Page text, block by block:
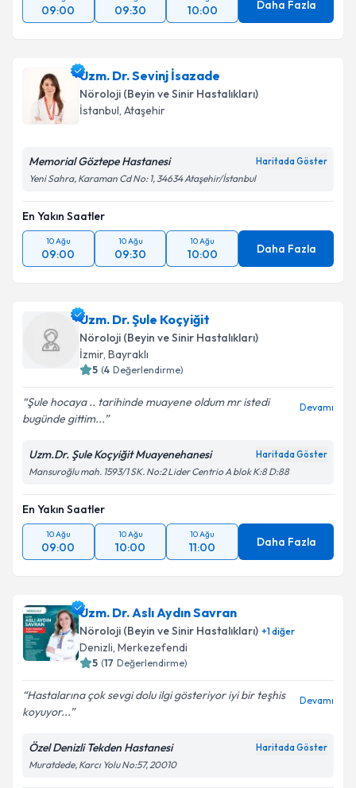
09:00 09:30 10:00 Daha Fazla
Uzm. Dr. Sevinj İsazade
Nöroloji (Beyin ve Sinir Hastalıkları)
İstanbul, Ataşehir
Memorial Göztepe Hastanesi Haritada Göster
Yeni Sahra, Karaman Cd No: 1, 34634 Ataşehir/İstanbul
En Yakın Saatler
10 Ağu
09:00
10 Ağu
09:30
10 Ağu
10:00 Daha Fazla
Uzm. Dr. Şule Koçyiğit
Nöroloji (Beyin ve Sinir Hastalıkları)
İzmir, Bayraklı
5 (4 Değerlendirme)
Şule hocaya .. tarihinde muayene oldum mr istedi
bugünde gittim...
Devamı
Uzm.Dr. Şule Koçyiğit Muayenehanesi Haritada Göster
Mansuroğlu mah. 1593/1 SK. No:2 Lider Centrio A blok K:8 D:88
En Yakın Saatler
10 Ağu
09:00
10 Ağu
10:00
10 Ağu
11:00 Daha Fazla
Uzm. Dr. Aslı Aydın Savran
Nöroloji (Beyin ve Sinir Hastalıkları) +1diğer
Denizli, Merkezefendi
5 (17 Değerlendirme)
Hastalarına çok sevgi dolu ilgi gösteriyor iyi bir teşhis
koyuyor...
Devamı
Özel Denizli Tekden Hastanesi Haritada Göster
Muratdede, Karcı Yolu No:57, 20010